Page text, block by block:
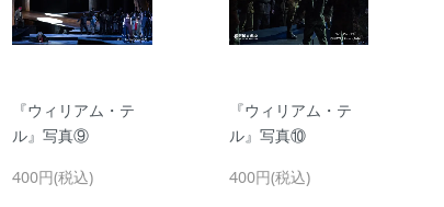
『ウィリアム・テ
ル』写真⑨
400円(税込)
『ウィリアム・テ
ル』写真⑩
400円(税込)